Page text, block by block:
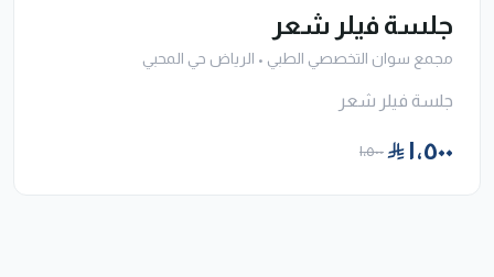
جلسة فيلر شعر
مجمع سوان التخصصي الطبي • الرياض حي المحبي
جلسة فيلر شعر
١٬٥٠٠ ١٬٥٠٠